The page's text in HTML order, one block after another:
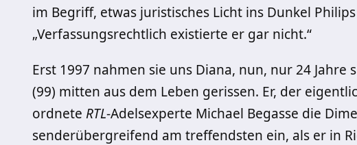
im Begriff, etwas juristisches Licht ins Dunkel
„Verfassungsrechtlich existierte er gar nicht.“
Erst 1997 nahmen sie uns Diana, nun, nur 24
(99) mitten aus dem Leben gerissen. Er, der
ordnete RTL-Adelsexperte Michael Begasse die
senderübergreifend am treffendsten ein, als er in